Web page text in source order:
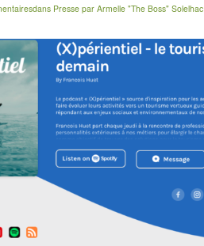
dans Presse par Armelle "The Boss" Solelhac